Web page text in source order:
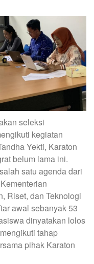
seleksi
kegiatan
Yekti, Karaton
belum lama ini.
satu agenda dari
Riset, dan Teknologi
awal sebanyak 53
dinyatakan lolos
tahap
pihak Karaton